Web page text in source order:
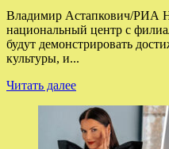
Владимир Астапкович/РИА
национальный центр с
будут демонстрировать
культуры, и...
Читать далееПрочитать
о
Путин
объявил